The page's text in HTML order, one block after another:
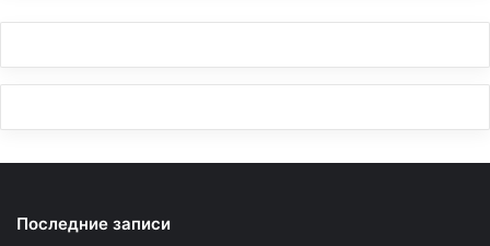
Последние записи